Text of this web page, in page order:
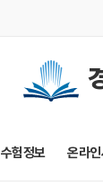
수험정보 온라